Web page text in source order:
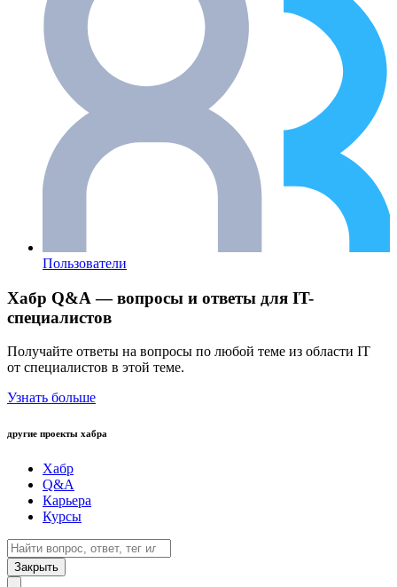
Пользователи
Хабр Q&A — вопросы и ответы для IT-
специалистов
Получайте ответы на вопросы по любой теме из области IT
от специалистов в этой теме.
Узнать больше
другие проекты хабра
Хабр
Q&A
Карьера
Курсы
Закрыть